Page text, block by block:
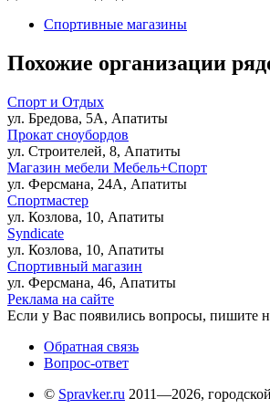
Спортивные магазины
Похожие организации
Спорт и Отдых
ул. Бредова, 5А, Апатиты
Прокат сноубордов
ул. Строителей, 8, Апатиты
Магазин мебели Мебель+Спорт
ул. Ферсмана, 24А, Апатиты
Спортмастер
ул. Козлова, 10, Апатиты
Syndicate
ул. Козлова, 10, Апатиты
Спортивный магазин
ул. Ферсмана, 46, Апатиты
Реклама на сайте
Если у Вас появились вопросы, пишите
Обратная связь
Вопрос-ответ
© Spravker.ru 2011—2026,